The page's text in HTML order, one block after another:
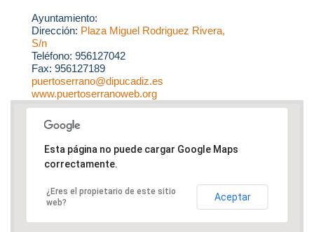
Ayuntamiento:
Dirección: Plaza Miguel Rodriguez Rivera,
S/n
Teléfono: 956127042
Fax: 956127189
puertoserrano@dipucadiz.es
www.puertoserranoweb.org
Esta página no puede cargar Google Maps
correctamente.
¿Eres el propietario de este sitio
web?
Aceptar